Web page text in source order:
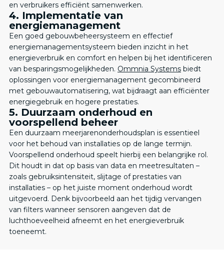
en verbruikers efficiënt samenwerken.​
4. Implementatie van
energiemanagement
Een goed gebouwbeheersysteem en effectief
energiemanagementsysteem bieden inzicht in het
energieverbruik en comfort en helpen bij het identificeren
van besparingsmogelijkheden. Ommnia Systems biedt
oplossingen voor energiemanagement gecombineerd
met gebouwautomatisering, wat bijdraagt aan efficiënter
energiegebruik en hogere prestaties.
5. Duurzaam onderhoud en
voorspellend beheer
Een duurzaam meerjarenonderhoudsplan is essentieel
voor het behoud van installaties op de lange termijn.
Voorspellend onderhoud speelt hierbij een belangrijke rol.
Dit houdt in dat op basis van data en meetresultaten –
zoals gebruiksintensiteit, slijtage of prestaties van
installaties – op het juiste moment onderhoud wordt
uitgevoerd. Denk bijvoorbeeld aan het tijdig vervangen
van filters wanneer sensoren aangeven dat de
luchthoeveelheid afneemt en het energieverbruik
toeneemt.